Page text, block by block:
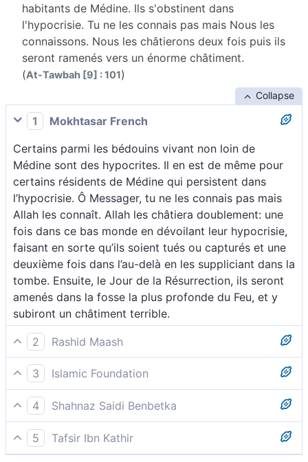
habitants de Médine. Ils s'obstinent dans
l'hypocrisie. Tu ne les connais pas mais Nous les
connaissons. Nous les châtierons deux fois puis ils
seront ramenés vers un énorme châtiment.
(At-Tawbah [9] : 101)
Collapse
1
Mokhtasar French
Certains parmi les bédouins vivant non loin de
Médine sont des hypocrites. Il en est de même pour
certains résidents de Médine qui persistent dans
l’hypocrisie. Ô Messager, tu ne les connais pas mais
Allah les connaît. Allah les châtiera doublement: une
fois dans ce bas monde en dévoilant leur hypocrisie,
faisant en sorte qu’ils soient tués ou capturés et une
deuxième fois dans l’au-delà en les suppliciant dans la
tombe. Ensuite, le Jour de la Résurrection, ils seront
amenés dans la fosse la plus profonde du Feu, et y
subiront un châtiment terrible.
2
Rashid Maash
101 Parmi les Bédouins qui vivent autour de vous et
parmi les habitants de Médine se trouvent des
hypocrites endurcis et impénitents. Contrairement à
toi, Nous les connaissons parfaitement et allons les
châtier par deux fois[557] avant qu’ils ne soient livrés
à d’affreux tourments[558].
3
Islamic Foundation
Parmi les bédouins qui sont autour de vous, et parmi
les habitants de Médine, il est des hypocrites qui
persistent obstinément dans l’hypocrisie. Tu ne
saurais les reconnaître mais Nous les connaissons.
4
Shahnaz Saidi Benbetka
Parmi les nomades qui vous entourent, il est des
hypocrites, de même qu’il y en a parmi les habitants
5
Tafsir Ibn Kathir